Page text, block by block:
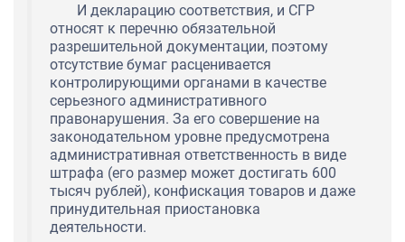
И декларацию соответствия, и СГР
относят к перечню обязательной
разрешительной документации, поэтому
отсутствие бумаг расценивается
контролирующими органами в качестве
серьезного административного
правонарушения. За его совершение на
законодательном уровне предусмотрена
административная ответственность в виде
штрафа (его размер может достигать 600
тысяч рублей), конфискация товаров и даже
принудительная приостановка
деятельности.